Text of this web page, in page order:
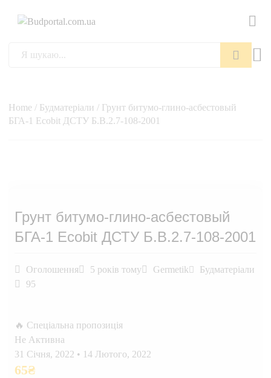
Home / Будматеріали / Грунт битумо-глино-асбестовый
БГА-1 Ecobit ДСТУ Б.В.2.7-108-2001
Грунт битумо-глино-асбестовый
БГА-1 Ecobit ДСТУ Б.В.2.7-108-2001
Оголошення 5 років тому Germetik
Будматеріали
95
🔥 Спеціальна пропозиція
Не Активна
31 Січня, 2022 • 14 Лютого, 2022
65₴